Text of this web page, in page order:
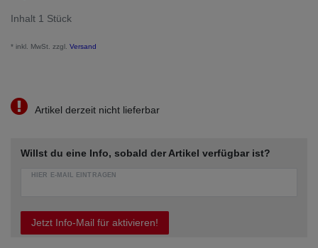
Inhalt 1 Stück
* inkl. MwSt. zzgl. Versand
Artikel derzeit nicht lieferbar
Willst du eine Info, sobald der Artikel verfügbar ist?
HIER E-MAIL EINTRAGEN
Jetzt Info-Mail für aktivieren!